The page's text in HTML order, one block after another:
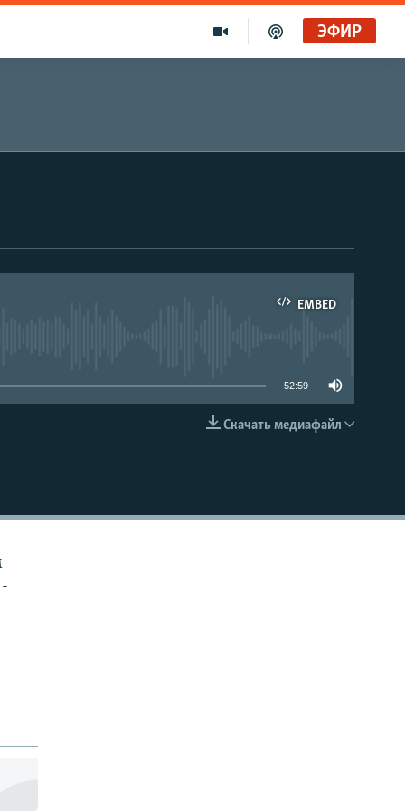
ЭФИР
EMBED
EMBED
52:59
Скачать медиафайл